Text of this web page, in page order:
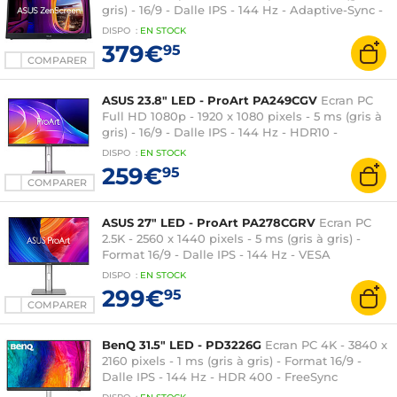
COMPARER
gris) - 16/9 - Dalle IPS - 144 Hz - Adaptive-Sync -
Portable - USB-C/HDMI - Noir
DISPO : EN STOCK
379€95
COMPARER
ASUS 23.8" LED - ProArt PA249CGV Ecran PC
Full HD 1080p - 1920 x 1080 pixels - 5 ms (gris à
gris) - 16/9 - Dalle IPS - 144 Hz - HDR10 -
Adaptive-Sync - HDMI/DisplayPort/USB-C - Hub
USB - Pivot - Argent/Noir
DISPO : EN STOCK
259€95
COMPARER
ASUS 27" LED - ProArt PA278CGRV Ecran PC
2.5K - 2560 x 1440 pixels - 5 ms (gris à gris) -
Format 16/9 - Dalle IPS - 144 Hz - VESA
DisplayHDR 400 - HDMI/DisplayPort/USB-C -
Hub USB 3.0 - Pivot - Noir
DISPO : EN STOCK
299€95
BenQ 31.5" LED - PD3226G Ecran PC 4K - 3840 x
2160 pixels - 1 ms (gris à gris) - Format 16/9 -
Dalle IPS - 144 Hz - HDR 400 - FreeSync
Premium - HDMI/DisplayPort/Thunderbolt 4 -